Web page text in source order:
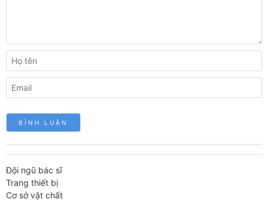
Đội ngũ bác sĩ
Trang thiết bị
Cơ sở vật chất